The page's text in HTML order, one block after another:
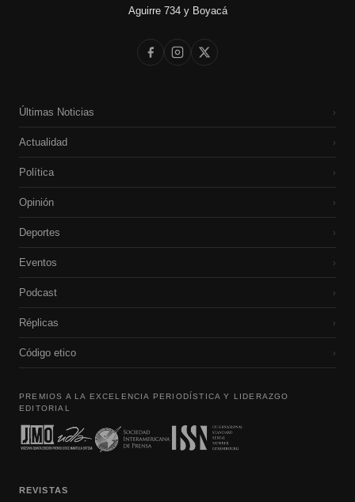
Aguirre 734 y Boyacá
Últimas Noticias ›
Actualidad ›
Política ›
Opinión ›
Deportes ›
Eventos ›
Podcast ›
Réplicas ›
Código etico ›
PREMIOS A LA EXCELENCIA PERIODÍSTICA Y LIDERAZGO
EDITORIAL
REVISTAS